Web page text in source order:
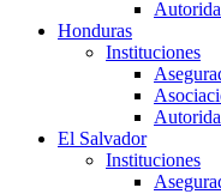
Honduras
Instituciones
El Salvador
Instituciones